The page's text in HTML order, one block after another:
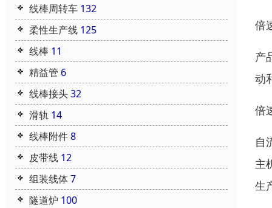
线棒周转车 132
柔性生产线 125
线棒 11
精益管 6
线棒接头32
滑轨 14
线棒附件8
皮带线 12
组装线体7
隧道炉 100
倍
产
动
倍
自
主
生